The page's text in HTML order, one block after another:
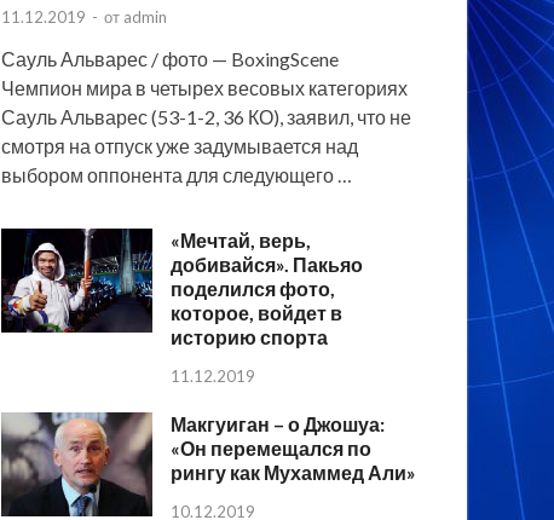
11.12.2019 - от admin
Сауль Альварес / фото — BoxingScene
Чемпион мира в четырех весовых категориях
Сауль Альварес (53-1-2, 36 КО), заявил, что не
смотря на отпуск уже задумывается над
выбором оппонента для следующего …
«Мечтай, верь,
добивайся». Пакьяо
поделился фото,
которое, войдет в
историю спорта
11.12.2019
Макгуиган – о Джошуа:
«Он перемещался по
рингу как Мухаммед Али»
10.12.2019